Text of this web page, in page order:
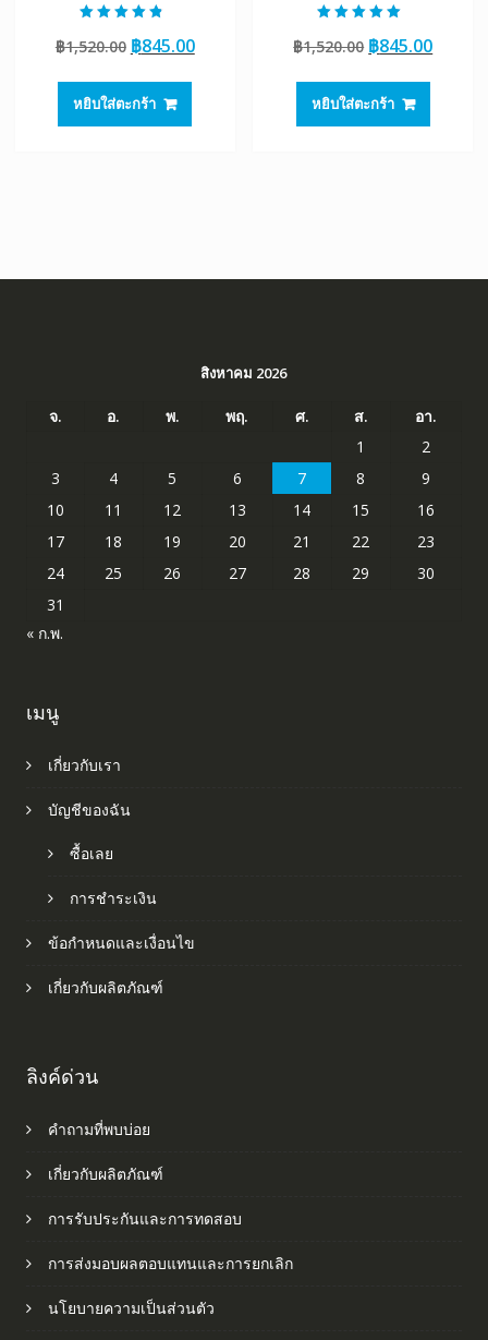
4.50
ตั้งแต่ 1-5
฿1,520.00 Original
was:
฿1,520.00.
฿845.00Current
หยิบใส่ตะกร้า
5.00
ตั้งแต่ 1-5
฿1,520.00 Original
was:
฿1,520.00.
฿845.00
หยิบใส่ตะกร้า
สิงหาคม 2026
จ. อ. พ. พฤ. ศ. ส.
อา.
1
2
3
4 5 6 7 8
9
10
11 12 13 14 15
16
17
18 19 20 21 22
23
24
25 26 27 28 29
30
31
« ก.พ.
เมนู
เกี่ยวกับเรา
บัญชีของฉัน
ซื้อเลย
การชำระเงิน
ข้อกำหนดและเงื่อนไข
เกี่ยวกับผลิตภัณฑ์
ลิงค์ด่วน
คำถามที่พบบ่อย
เกี่ยวกับผลิตภัณฑ์
การรับประกันและการทดสอบ
การส่งมอบผลตอบแทนและการยกเลิก
นโยบายความเป็นส่วนตัว